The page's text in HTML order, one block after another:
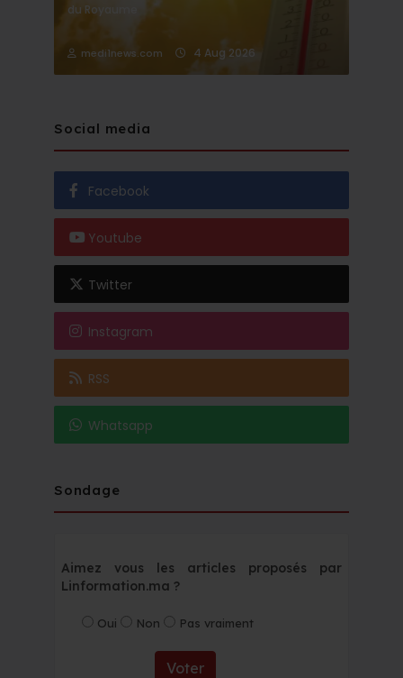
du Royaume
medi1news.com 4 Aug 2026
Social media
Facebook
Youtube
Twitter
Instagram
RSS
Whatsapp
Sondage
Aimez vous les articles proposés par
Linformation.ma ?
Oui Non Pas vraiment
Voter